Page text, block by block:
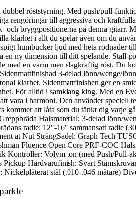
röststyrning. Med push/pull-
rengöringar till aggressiva och
bryggpositionerna på denna gitarr.
klarhet i allt du spelar även om du
humbucker ljud med heta rodnader
ny dimension till ditt spelande. Stall-
en varm men slagkraftig röst. Du
3-delad lönn/wenge/
klarhet. Sidenmattfinishen ger en
För alltid i samklang king. Med en
vara i harmoni. Den använder speciell
kommer att låta som du tänkt dig varje
Halsmaterial: 3-delad lönn/
radie: 12″-16″ sammansatt radie
at Nut SträngSadel: Graph Tech
Fluence Open Core PRF-COC
Volym ton (med Push/Pull-
Hårdvarufinish: Svart
stål (.010-.046 mätare)